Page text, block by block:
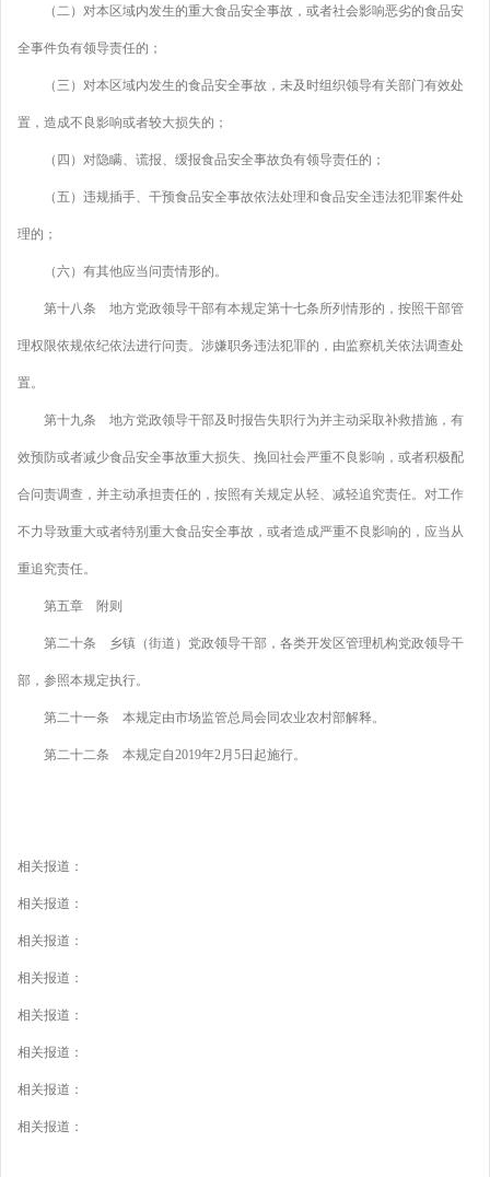
（二）对本区域内发生的重大食品安全事故，或者社会影响恶劣的食品安
全事件负有领导责任的；
（三）对本区域内发生的食品安全事故，未及时组织领导有关部门有效处
置，造成不良影响或者较大损失的；
（四）对隐瞒、谎报、缓报食品安全事故负有领导责任的；
（五）违规插手、干预食品安全事故依法处理和食品安全违法犯罪案件处
理的；
（六）有其他应当问责情形的。
第十八条 地方党政领导干部有本规定第十七条所列情形的，按照干部管
理权限依规依纪依法进行问责。涉嫌职务违法犯罪的，由监察机关依法调查处
置。
第十九条 地方党政领导干部及时报告失职行为并主动采取补救措施，有
效预防或者减少食品安全事故重大损失、挽回社会严重不良影响，或者积极配
合问责调查，并主动承担责任的，按照有关规定从轻、减轻追究责任。对工作
不力导致重大或者特别重大食品安全事故，或者造成严重不良影响的，应当从
重追究责任。
第五章 附则
第二十条 乡镇（街道）党政领导干部，各类开发区管理机构党政领导干
部，参照本规定执行。
第二十一条 本规定由市场监管总局会同农业农村部解释。
第二十二条 本规定自2019年2月5日起施行。
相关报道：
相关报道：
相关报道：
相关报道：
相关报道：
相关报道：
相关报道：
相关报道：